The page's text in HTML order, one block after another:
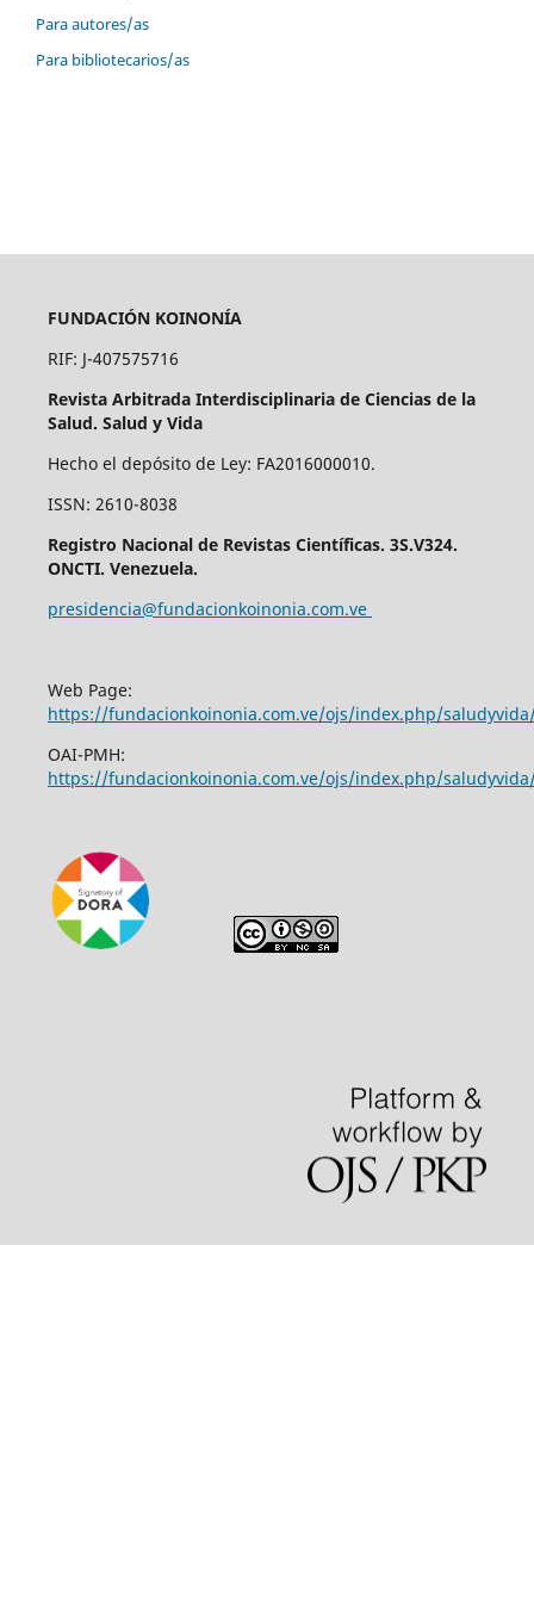
Para autores/as
Para bibliotecarios/as
FUNDACIÓN KOINONÍA
RIF: J-407575716
Revista Arbitrada Interdisciplinaria de Ciencias de la
Salud. Salud y Vida
Hecho el depósito de Ley: FA2016000010.
ISSN: 2610-8038
Registro Nacional de Revistas Científicas. 3S.V324.
ONCTI. Venezuela.
presidencia@fundacionkoinonia.com.ve
Web Page:
https://fundacionkoinonia.com.ve/ojs/index.php/
OAI-PMH:
https://fundacionkoinonia.com.ve/ojs/index.php/